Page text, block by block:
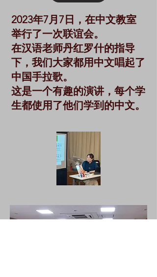
2023年7月7日，在中文教室
举行了一次联谊会。
在汉语老师丹红罗什的指导
下，我们大家都用中文唱起了
中国手拉歌。
这是一个有趣的演讲，每个学
生都使用了他们学到的中文。